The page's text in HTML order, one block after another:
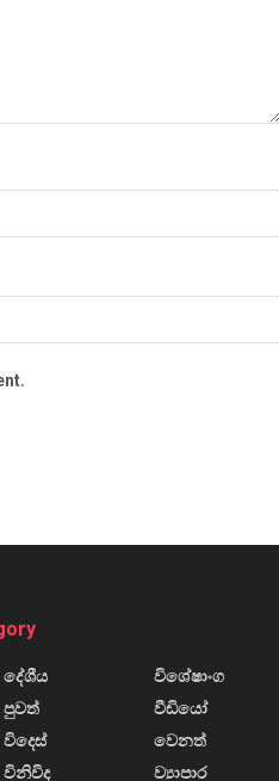
දේශීය
පුවත්
විදෙස්
විනිවිද
විශේෂාංග
වීඩියෝ
වෙනත්
ව්‍යාපාර